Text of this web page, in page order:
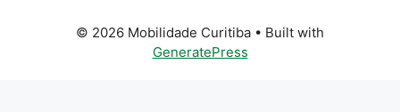
© 2026 Mobilidade Curitiba • Built with
GeneratePress